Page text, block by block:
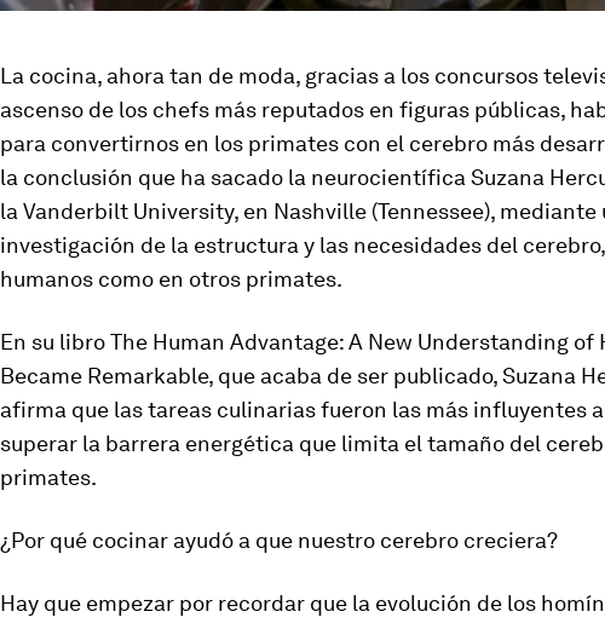
La cocina, ahora tan de moda, gracias a los concursos
ascenso de los chefs más reputados en figuras públicas,
para convertirnos en los primates con el cerebro más
la conclusión que ha sacado la neurocientífica Suzana
la Vanderbilt University, en Nashville (Tennessee), mediante
investigación de la estructura y las necesidades del
humanos como en otros primates.
En su libro The Human Advantage: A New Understanding of
Became Remarkable, que acaba de ser publicado, Suzana
afirma que las tareas culinarias fueron las más influyentes
superar la barrera energética que limita el tamaño del
primates.
¿Por qué cocinar ayudó a que nuestro cerebro creciera?
Hay que empezar por recordar que la evolución de los